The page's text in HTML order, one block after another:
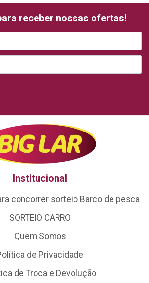
receber nossas ofertas!
Institucional
concorrer sorteio Barco de pesca
SORTEIO CARRO
Quem Somos
de Privacidade
de Troca e Devolução